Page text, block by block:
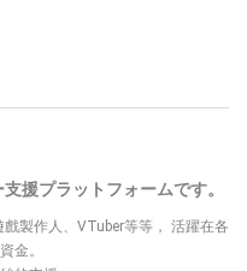
援プラットフォームです。
製作人、VTuber等等， 活躍在各
金。